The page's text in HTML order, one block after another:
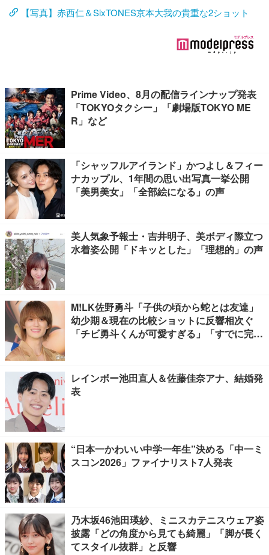
【写真】赤西仁＆SixTONES京本大我の貴重な2ショット
Prime Video、8月の配信ラインナップ発表
「TOKYOタクシー」「劇場版TOKYO ME
R」など
「シャッフルアイランド」かつよし＆フィー
ナカップル、1年間の思い出写真一挙公開
「美男美女」「全部絵になる」の声
美人気象予報士・吉井明子、美ボディ際立つ
水着姿公開「ドキッとした」「理想的」の声
M!LK佐野勇斗「子供の頃から蛇とは友達」
幼少期＆現在の比較ショットに反響相次ぐ
「チビ勇斗くんが可愛すぎる」「すでに完成
レインボー池田直人＆佐藤佳奈アナ、結婚発
表
“日本一かわいい中学一年生”決める「中一ミ
スコン2026」ファイナリスト7人発表
乃木坂46池田瑛紗、ミニスカテニスウェア姿
披露「どの角度から見ても綺麗」「脚が長く
てスタイル抜群」と反響